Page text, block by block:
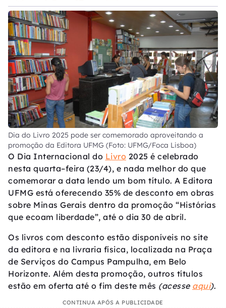
Dia do Livro 2025 pode ser comemorado aproveitando a
promoção da Editora UFMG (Foto: UFMG/Foca Lisboa)
O Dia Internacional do Livro 2025 é celebrado
nesta quarta–feira (23/4), e nada melhor do que
comemorar a data lendo um bom título. A Editora
UFMG está oferecendo 35% de desconto em obras
sobre Minas Gerais dentro da promoção “Histórias
que ecoam liberdade”, até o dia 30 de abril.
Os livros com desconto estão disponíveis no site
da editora e na livraria física, localizada na Praça
de Serviços do Campus Pampulha, em Belo
Horizonte. Além desta promoção, outros títulos
estão em oferta até o fim deste mês (acesse aqui).
CONTINUA APÓS A PUBLICIDADE